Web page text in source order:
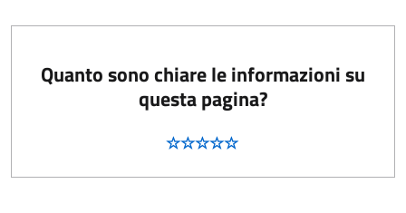
Quanto sono chiare le informazioni su
questa pagina?